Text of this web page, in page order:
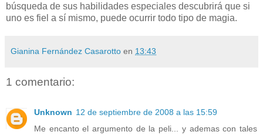
búsqueda de sus habilidades especiales descubrirá que si
uno es fiel a sí mismo, puede ocurrir todo tipo de magia.
Gianina Fernández Casarotto en 13:43
1 comentario:
Unknown 12 de septiembre de 2008 a las 15:59
Me encanto el argumento de la peli... y ademas con tales